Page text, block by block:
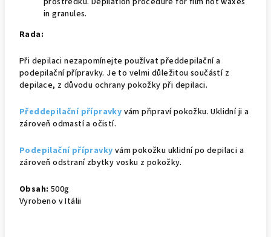
in granules.
Rada:
Při depilaci nezapomínejte používat předdepilační a
podepilační přípravky. Je to velmi důležitou součástí z
depilace, z důvodu ochrany pokožky při depilaci.
Předdepilační přípravky vám připraví pokožku. Uklidní ji a
zároveň odmastí a očistí.
Podepilační přípravky vám pokožku uklidní po depilaci a
zároveň odstraní zbytky vosku z pokožky.
Obsah: 500g
Vyrobeno v Itálii